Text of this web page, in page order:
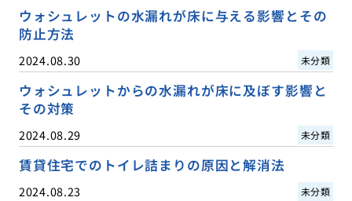
ウォシュレットの水漏れが床に与える影響とその
防止方法
2024.08.30 未分類
ウォシュレットからの水漏れが床に及ぼす影響と
その対策
2024.08.29 未分類
賃貸住宅でのトイレ詰まりの原因と解消法
2024.08.23 未分類